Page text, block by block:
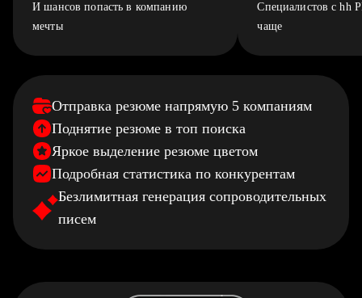
И шансов попасть в компанию
мечты
Специалистов с hh
чаще
Отправка резюме напрямую 5 компаниям
Поднятие резюме в топ поиска
Яркое выделение резюме цветом
Подробная статистика по конкурентам
Безлимитная генерация сопроводительных
писем